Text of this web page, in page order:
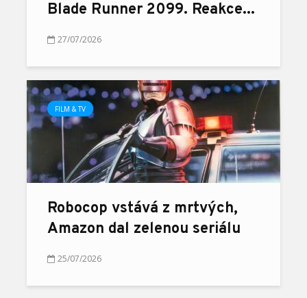
Blade Runner 2099. Reakce...
27/07/2026
FILM & TV
Robocop vstává z mrtvých,
Amazon dal zelenou seriálu
25/07/2026